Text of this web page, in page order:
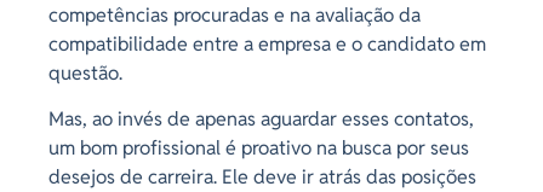
competências procuradas e na avaliação da
compatibilidade entre a empresa e o candidato em
questão.
Mas, ao invés de apenas aguardar esses contatos,
um bom profissional é proativo na busca por seus
desejos de carreira. Ele deve ir atrás das posições